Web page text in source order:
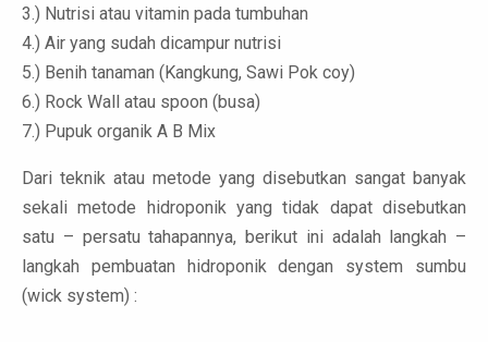
3.) Nutrisi atau vitamin pada tumbuhan
4.) Air yang sudah dicampur nutrisi
5.) Benih tanaman (Kangkung, Sawi Pok coy)
6.) Rock Wall atau spoon (busa)
7.) Pupuk organik A B Mix
Dari teknik atau metode yang disebutkan sangat banyak
sekali metode hidroponik yang tidak dapat disebutkan
satu – persatu tahapannya, berikut ini adalah langkah –
langkah pembuatan hidroponik dengan system sumbu
(wick system) :